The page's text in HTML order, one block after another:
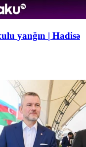
yanğın | Hadisə